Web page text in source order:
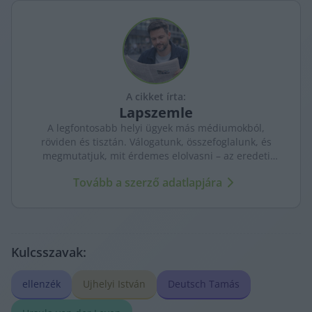
A cikket írta:
Lapszemle
A legfontosabb helyi ügyek más médiumokból,
röviden és tisztán. Válogatunk, összefoglalunk, és
megmutatjuk, mit érdemes elolvasni – az eredeti
Tovább a szerző adatlapjára
Kulcsszavak:
ellenzék Ujhelyi István Deutsch Tamás